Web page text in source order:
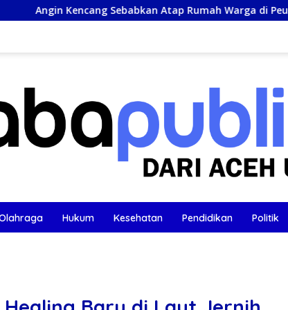
Atap Rumah Warga di Peukan Bada Rusak
Hukum Kesehatan Pendidikan Politik